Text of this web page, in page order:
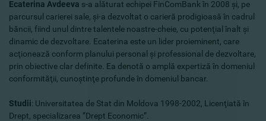
Ecaterina Avdeeva s-a alăturat echipei FinComBank în 2008 şi, pe
parcursul carierei sale, şi-a dezvoltat o carieră prodigioasă în cadrul
băncii, fiind unul dintre talentele noastre-cheie, cu potenţial înalt şi
dinamic de dezvoltare. Ecaterina este un lider proieminent, care
acţionează conform planului personal şi professional de dezvoltare,
prin obiective clar definite. Ea denotă o amplă expertiză în domeniul
conformităţii, cunoştinţe profunde în domeniul bancar.
Studii: Universitatea de Stat din Moldova 1998-2002, Licenţiată în
Drept, specializarea ”Drept Economic”.